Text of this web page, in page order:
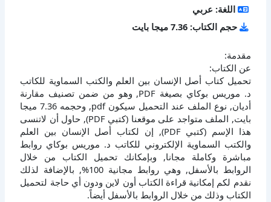
اللغة: عربي
حجم الكتاب: 7.36 ميجا بايت
مقدمة:
عن الكتاب:
تحميل كتاب أصل الإنسان بين العلم والكتب السماوية للكاتب
د. موريس بوكاي بصيغة PDF, وهو من ضمن تصنيف مقارنة
أديان, نوع الملف عند التحميل سيكون pdf, وحجمه 7.36 ميجا
بايت, الملف متواجد على موقعنا (كتبي PDF), حاول أن لاتنسى
هذا الإسم (كتبي PDF), إن لكتاب أصل الإنسان بين العلم
والكتب السماوية الإلكتروني للكاتب د. موريس بوكاي روابط
مباشرة وكاملة مجانا, وبإمكانك تحميل الكتاب من خلال
الروابط بالأسفل, وهي روابط مجانية 100%, بالإضافة لذلك
نقدم لكم إمكانية قراءة الكتاب أون لاين ودون أي حاجة لتحميل
الكتاب وذلك من خلال الروابط بالأسفل أيضاً.